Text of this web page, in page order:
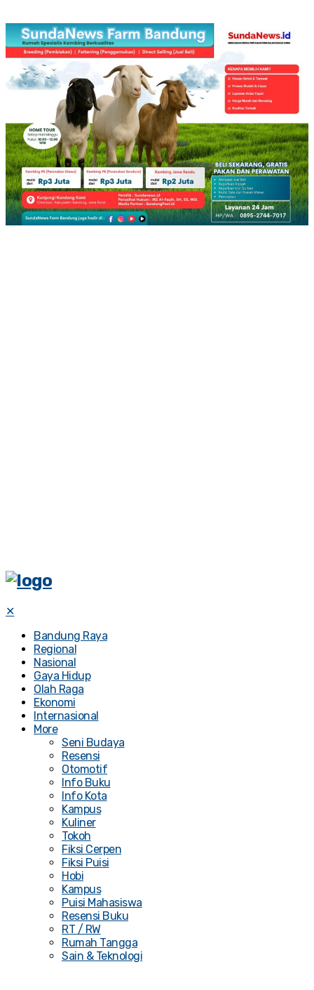
✕
Bandung Raya
Regional
Nasional
Gaya Hidup
Olah Raga
Ekonomi
Internasional
More
Seni Budaya
Resensi
Otomotif
Info Buku
Info Kota
Kampus
Kuliner
Tokoh
Fiksi Cerpen
Fiksi Puisi
Hobi
Kampus
Puisi Mahasiswa
Resensi Buku
RT / RW
Rumah Tangga
Sain & Teknologi